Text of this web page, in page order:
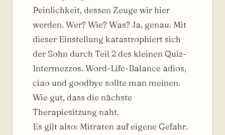
Peinlichkeit, dessen Zeuge wir hier
werden. Wer? Wie? Was? Ja, genau. Mit
dieser Einstellung katastrophiert sich
der Sohn durch Teil 2 des kleinen Quiz-
Intermezzos. Word-Life-Balance adios,
ciao und goodbye sollte man meinen.
Wie gut, dass die nächste
Therapiesitzung naht.
Es gilt also: Mitraten auf eigene Gefahr.